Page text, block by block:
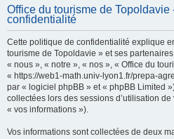
Office du tourisme de Topoldavie
confidentialité
Cette politique de confidentialité explique
tourisme de Topoldavie » et ses
« nous », « notre », « nos », « Office du
« https://web1-math.univ-lyon1.fr/prepa-
par « logiciel phpBB » et « phpBB Limited
collectées lors des sessions d’utilisation
« vos informations »).
Vos informations sont collectées de deux